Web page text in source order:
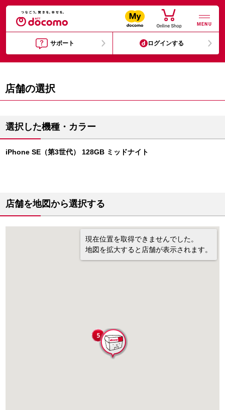
MENU
サポート ログインする
店舗の選択
選択した機種・カラー
iPhone SE（第3世代） 128GB ミッドナイト
店舗を地図から選択する
現在位置を取得できませんでした。
地図を拡大すると店舗が表示されます。